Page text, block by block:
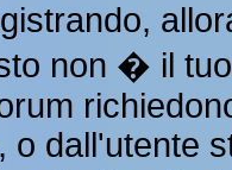
non � il
o dall'utente